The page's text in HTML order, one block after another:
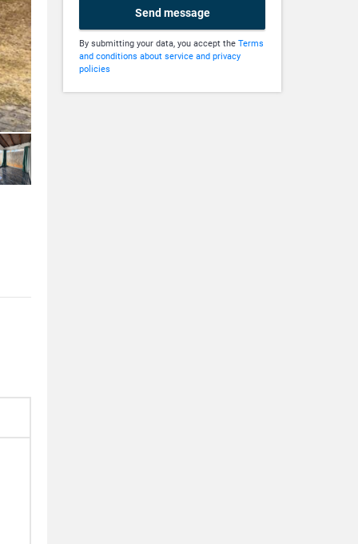
Send message
By submitting your data, you accept the Terms
and conditions about service and privacy
policies